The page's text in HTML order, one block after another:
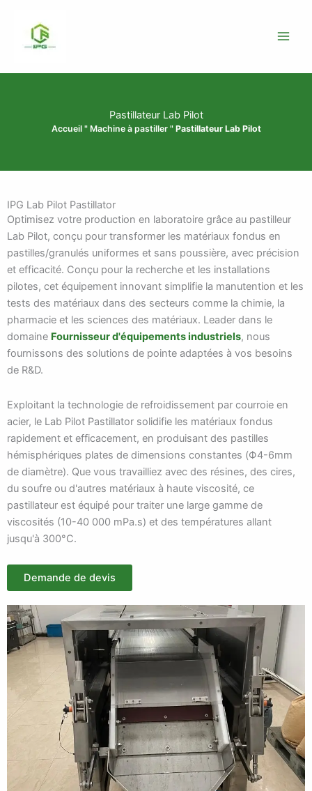
content
Pastillateur Lab Pilot
Accueil" Machine à pastiller" Pastillateur Lab Pilot
IPG Lab Pilot Pastillator
Optimisez votre production en laboratoire grâce au pastilleur
Lab Pilot, conçu pour transformer les matériaux fondus en
pastilles/granulés uniformes et sans poussière, avec précision
et efficacité. Conçu pour la recherche et les installations
pilotes, cet équipement innovant simplifie la manutention et les
tests des matériaux dans des secteurs comme la chimie, la
pharmacie et les sciences des matériaux. Leader dans le
domaine Fournisseur d'équipements industriels, nous
fournissons des solutions de pointe adaptées à vos besoins
de R&D.
Exploitant la technologie de refroidissement par courroie en
acier, le Lab Pilot Pastillator solidifie les matériaux fondus
rapidement et efficacement, en produisant des pastilles
hémisphériques plates de dimensions constantes (Ф4-6mm
de diamètre). Que vous travailliez avec des résines, des cires,
du soufre ou d'autres matériaux à haute viscosité, ce
pastillateur est équipé pour traiter une large gamme de
viscosités (10-40 000 mPa.s) et des températures allant
jusqu'à 300°C.
Demande de devis